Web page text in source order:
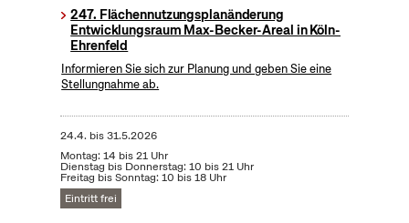
247. Flächennutzungsplanänderung
Entwicklungsraum Max-Becker-Areal in Köln-
Ehrenfeld
Informieren Sie sich zur Planung und geben Sie eine
Stellungnahme ab.
24.4. bis31.5.2026
Montag: 14 bis 21 Uhr
Dienstag bis Donnerstag: 10 bis 21 Uhr
Freitag bis Sonntag: 10 bis 18 Uhr
Eintritt frei